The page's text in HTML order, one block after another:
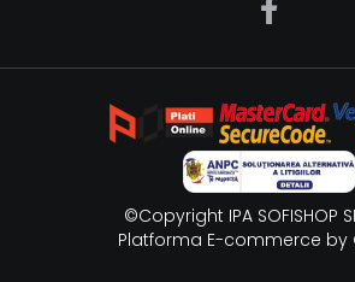
©Copyright IPA SOFISHOP
Platforma E-commerce by